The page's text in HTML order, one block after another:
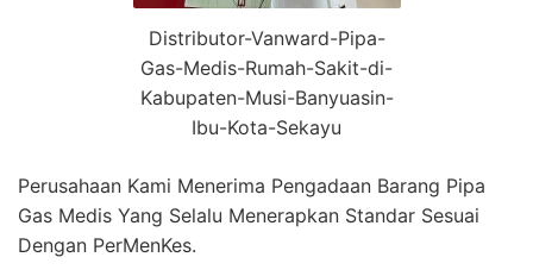
Distributor-Vanward-Pipa-
Gas-Medis-Rumah-Sakit-di-
Kabupaten-Musi-Banyuasin-
Ibu-Kota-Sekayu
Perusahaan Kami Menerima Pengadaan Barang Pipa
Gas Medis Yang Selalu Menerapkan Standar Sesuai
Dengan PerMenKes.